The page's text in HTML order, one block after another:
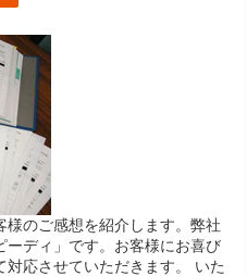
のご感想を紹介します。弊社
ーディ」です。お客様にお喜び
応させていただきます。 いた